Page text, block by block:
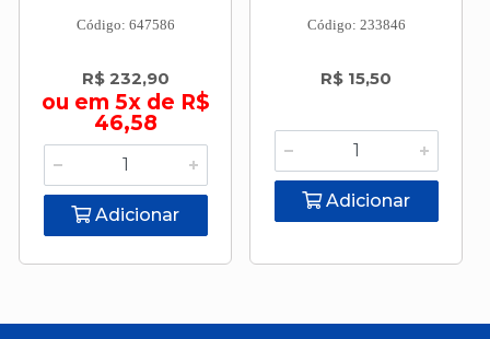
Código: 647586
R$ 232,90
ou em 5x de R$
46,58
Adicionar
Código: 233846
R$ 15,50
Adicionar